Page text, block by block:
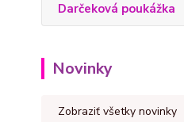
Darčeková poukážka
Novinky
Zobraziť všetky novinky